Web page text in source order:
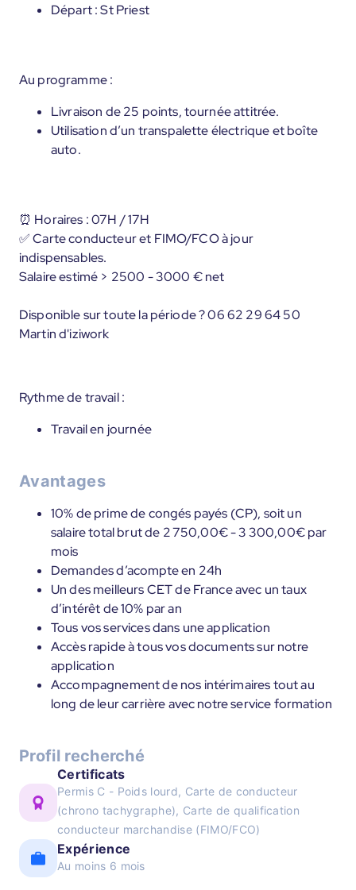
Départ : St Priest
Au programme :
Livraison de 25 points, tournée attitrée.
Utilisation d’un transpalette électrique et boîte
auto.
⏰ Horaires : 07H / 17H
✅ Carte conducteur et FIMO/FCO à jour
indispensables.
Salaire estimé > 2500 - 3000 € net
Disponible sur toute la période ? 06 62 29 64 50
Martin d'iziwork
Rythme de travail :
Travail en journée
Avantages
10% de prime de congés payés (CP), soit un
salaire total brut de 2 750,00€ - 3 300,00€ par
mois
Demandes d’acompte en 24h
Un des meilleurs CET de France avec un taux
d’intérêt de 10% par an
Tous vos services dans une application
Accès rapide à tous vos documents sur notre
application
Accompagnement de nos intérimaires tout au
long de leur carrière avec notre service formation
Profil recherché
Certificats
Permis C - Poids lourd, Carte de conducteur
(chrono tachygraphe), Carte de qualification
conducteur marchandise (FIMO/FCO)
Expérience
Au moins 6 mois